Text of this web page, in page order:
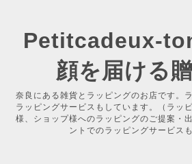
Petitcadeux-
顔を届ける
奈良にある雑貨とラッピングのお店です。
ラッピングサービスもしています。（ラッ
様、ショップ様へのラッピングのご提案・
ントでのラッピングサービス